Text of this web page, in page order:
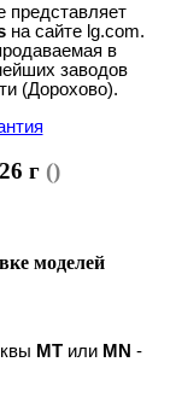
представляет
на сайте lg.com.
в
заводов
(Дорохово).
г ()
моделей
MTили MN -